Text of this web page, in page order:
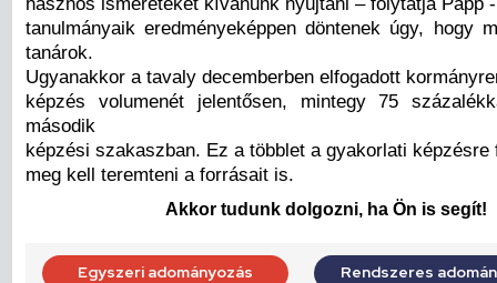
tanulmányaik eredményeképpen döntenek úgy, hogy
tanárok.
Ugyanakkor a tavaly decemberben elfogadott
képzés volumenét jelentősen, mintegy 75
második
képzési szakaszban. Ez a többlet a gyakorlati képzésre
meg kell teremteni a forrásait is.
Akkor tudunk dolgozni, ha Ön is segít!